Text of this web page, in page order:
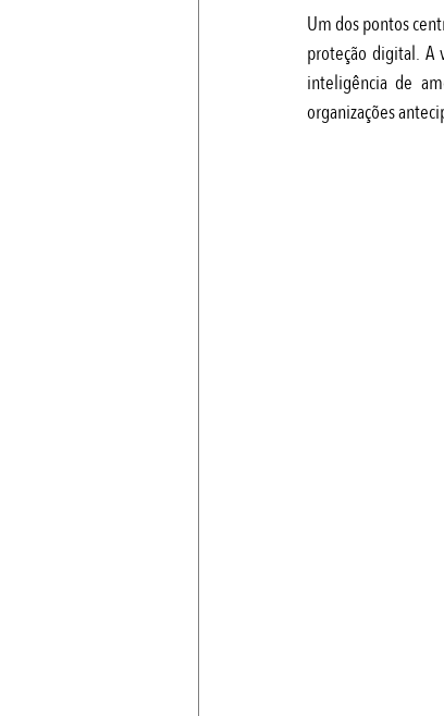
Um dos pontos
proteção digital. A
inteligência de
organizações